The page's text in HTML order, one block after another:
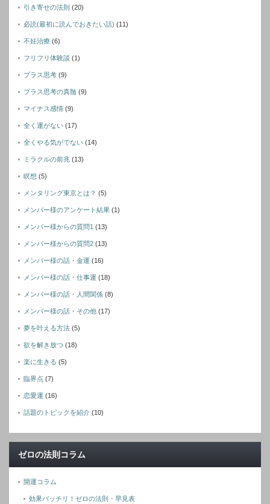
引き寄せの法則 (20)
必読(最初に読んでおきたい話) (11)
不妊治療 (6)
フリフリ体験談 (1)
プラス思考 (9)
プラス思考の真髄 (9)
マイナス感情 (9)
全く運がない (17)
全くやる気がでない (14)
ミラクルの前兆 (13)
瞑想 (5)
メンタリング東京とは？ (5)
メンバー様のアンケート結果 (1)
メンバー様からの質問1 (13)
メンバー様からの質問2 (13)
メンバー様の話・金運 (16)
メンバー様の話・仕事運 (18)
メンバー様の話・人間関係 (8)
メンバー様の話・その他 (17)
夢を叶える方法 (5)
欲を解き放つ (18)
楽に生きる (5)
臨界点 (7)
恋愛運 (16)
話題のトピックを紹介 (10)
ゼロの法則コラム
開運コラム
効果バッチリ！ゼロの法則・早見表